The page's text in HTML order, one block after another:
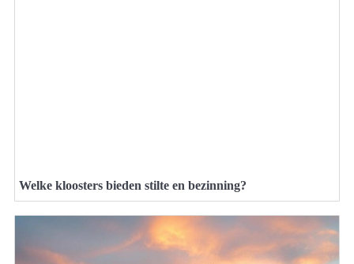
Welke kloosters bieden stilte en bezinning?